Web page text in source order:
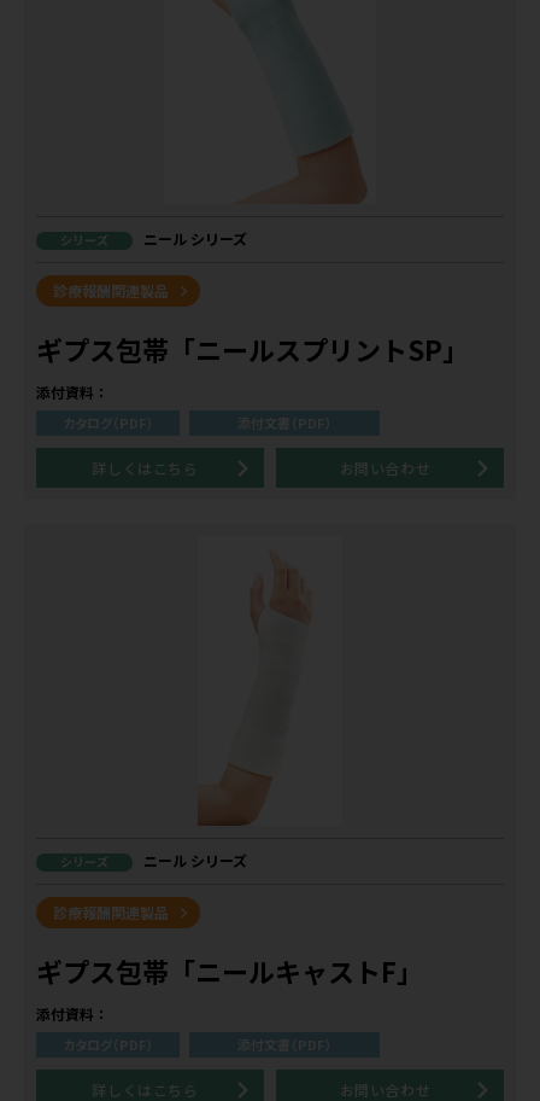
シリーズ ニール シリーズ
診療報酬関連製品
ギプス包帯「ニールスプリントSP」
添付資料：
カタログ（PDF） 添付文書（PDF）
詳しくはこちら お問い合わせ
シリーズ ニール シリーズ
診療報酬関連製品
ギプス包帯「ニールキャストF」
添付資料：
カタログ（PDF） 添付文書（PDF）
詳しくはこちら お問い合わせ